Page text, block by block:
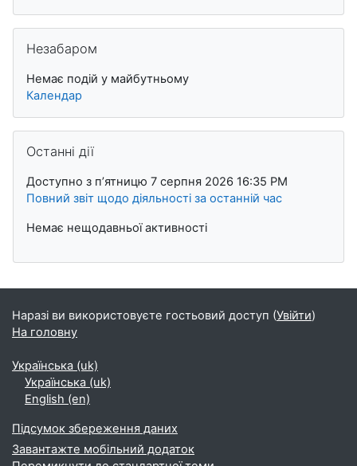
Незабаром
Немає подій у майбутньому
Календар
Останні дії
Доступно з пʼятницю 7 серпня 2026 16:35 PM
Повний звіт щодо діяльності за останній час
Немає нещодавньої активності
Наразі ви використовуєте гостьовий доступ (Увійти)
На головну
Українська ‎(uk)‎
Українська ‎(uk)‎
English ‎(en)‎
Підсумок збереження даних
Завантажте мобільний додаток